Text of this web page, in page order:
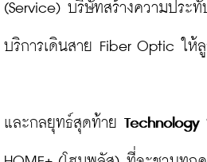
(Service) บริษัทสร้างความประ
บริการเดินสาย Fiber Optic ให้
และกลยุทธ์สุดท้าย Technology